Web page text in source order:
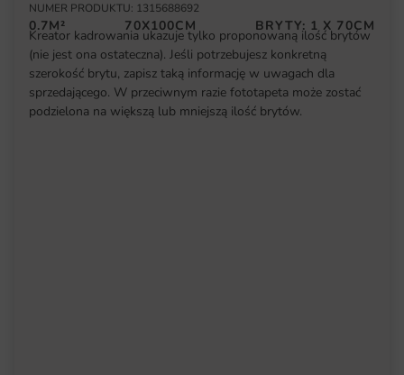
NUMER PRODUKTU: 1315688692
0.7M² 70X100CM BRYTY: 1 X 70CM
Kreator kadrowania ukazuje tylko proponowaną ilość brytów
(nie jest ona ostateczna). Jeśli potrzebujesz konkretną
szerokość brytu, zapisz taką informację w uwagach dla
sprzedającego. W przeciwnym razie fototapeta może zostać
podzielona na większą lub mniejszą ilość brytów.